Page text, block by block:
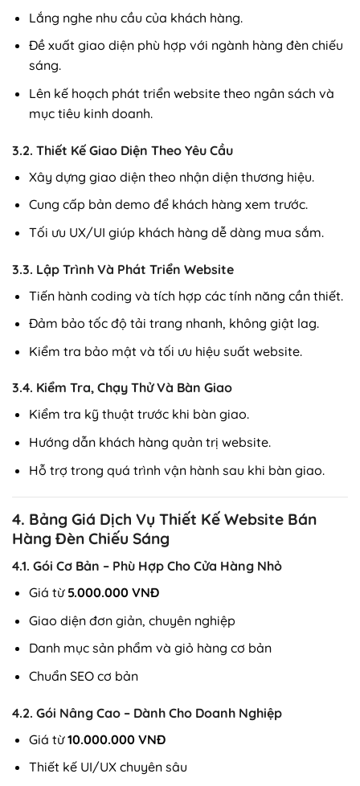
Lắng nghe nhu cầu của khách hàng.
Đề xuất giao diện phù hợp với ngành hàng đèn chiếu
sáng.
Lên kế hoạch phát triển website theo ngân sách và
mục tiêu kinh doanh.
3.2. Thiết Kế Giao Diện Theo Yêu Cầu
Xây dựng giao diện theo nhận diện thương hiệu.
Cung cấp bản demo để khách hàng xem trước.
Tối ưu UX/UI giúp khách hàng dễ dàng mua sắm.
3.3. Lập Trình Và Phát Triển Website
Tiến hành coding và tích hợp các tính năng cần thiết.
Đảm bảo tốc độ tải trang nhanh, không giật lag.
Kiểm tra bảo mật và tối ưu hiệu suất website.
3.4. Kiểm Tra, Chạy Thử Và Bàn Giao
Kiểm tra kỹ thuật trước khi bàn giao.
Hướng dẫn khách hàng quản trị website.
Hỗ trợ trong quá trình vận hành sau khi bàn giao.
4. Bảng Giá Dịch Vụ Thiết Kế Website Bán
Hàng Đèn Chiếu Sáng
4.1. Gói Cơ Bản – Phù Hợp Cho Cửa Hàng Nhỏ
Giá từ 5.000.000 VNĐ
Giao diện đơn giản, chuyên nghiệp
Danh mục sản phẩm và giỏ hàng cơ bản
Chuẩn SEO cơ bản
4.2. Gói Nâng Cao – Dành Cho Doanh Nghiệp
Giá từ10.000.000 VNĐ
Thiết kế UI/UX chuyên sâu